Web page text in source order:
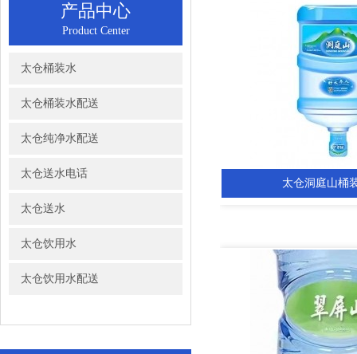
产品中心
Product Center
太仓桶装水
太仓桶装水配送
太仓纯净水配送
太仓送水电话
太仓送水
太仓饮用水
太仓饮用水配送
太仓洞庭山桶